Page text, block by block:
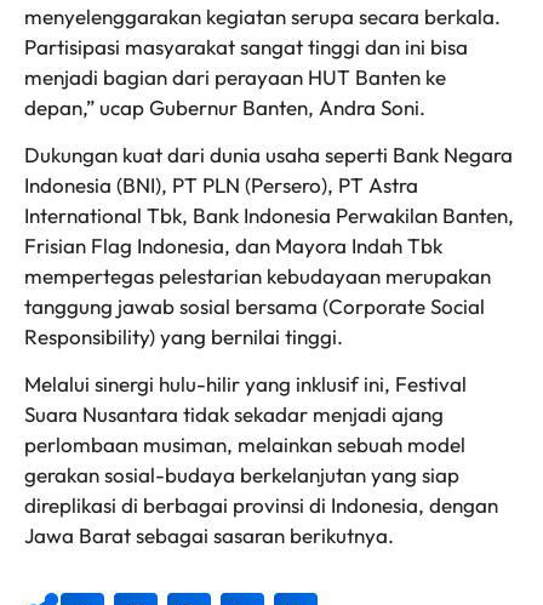
menyelenggarakan kegiatan serupa secara berkala.
Partisipasi masyarakat sangat tinggi dan ini bisa
menjadi bagian dari perayaan HUT Banten ke
depan,” ucap Gubernur Banten, Andra Soni.
Dukungan kuat dari dunia usaha seperti Bank Negara
Indonesia (BNI), PT PLN (Persero), PT Astra
International Tbk, Bank Indonesia Perwakilan Banten,
Frisian Flag Indonesia, dan Mayora Indah Tbk
mempertegas pelestarian kebudayaan merupakan
tanggung jawab sosial bersama (Corporate Social
Responsibility) yang bernilai tinggi.
Melalui sinergi hulu-hilir yang inklusif ini, Festival
Suara Nusantara tidak sekadar menjadi ajang
perlombaan musiman, melainkan sebuah model
gerakan sosial-budaya berkelanjutan yang siap
direplikasi di berbagai provinsi di Indonesia, dengan
Jawa Barat sebagai sasaran berikutnya.